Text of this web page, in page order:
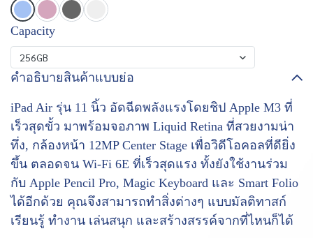
Capacity
256GB
คำอธิบายสินค้าแบบย่อ
iPad Air รุ่น 11 นิ้ว อัดฉีดพลังแรงโดยชิป Apple M3 ที่
เร็วสุดขั้ว มาพร้อมจอภาพ Liquid Retina ที่สวยงามน่า
ทึ่ง, กล้องหน้า 12MP Center Stage เพื่อวิดีโอคอลที่ดียิ่ง
ขึ้น ตลอดจน Wi-Fi 6E ที่เร็วสุดแรง ทั้งยังใช้งานร่วม
กับ Apple Pencil Pro, Magic Keyboard และ Smart Folio
ได้อีกด้วย คุณจึงสามารถทำสิ่งต่างๆ แบบมัลติทาสก์
เรียนรู้ ทำงาน เล่นสนุก และสร้างสรรค์จากที่ไหนก็ได้